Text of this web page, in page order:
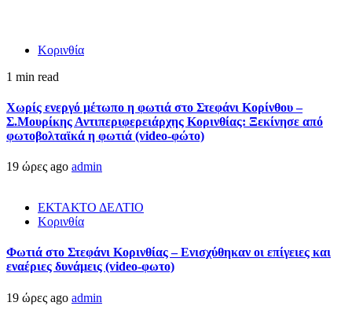
Κορινθία
1 min read
Χωρίς ενεργό μέτωπο η φωτιά στο Στεφάνι Κορίνθου –
Σ.Μουρίκης Αντιπεριφερειάρχης Κορινθίας: Ξεκίνησε από
φωτοβολταϊκά η φωτιά (video-φώτο)
19 ώρες ago admin
ΕΚΤΑΚΤΟ ΔΕΛΤΙΟ
Κορινθία
Φωτιά στο Στεφάνι Κορινθίας – Ενισχύθηκαν οι επίγειες και
εναέριες δυνάμεις (video-φωτο)
19 ώρες ago admin